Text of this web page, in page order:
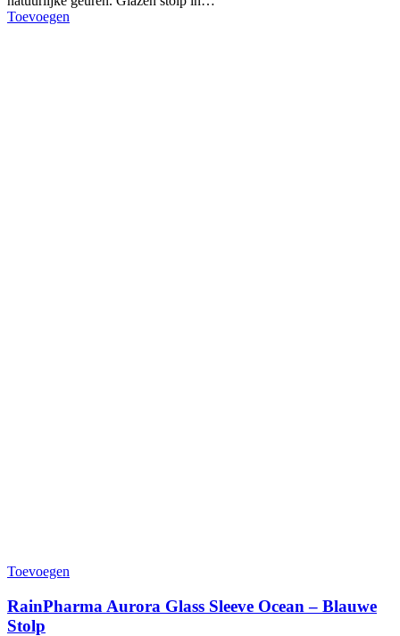
Toevoegen
Toevoegen
RainPharma Aurora Glass Sleeve Ocean – Blauwe
Stolp